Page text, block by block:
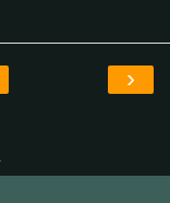
›